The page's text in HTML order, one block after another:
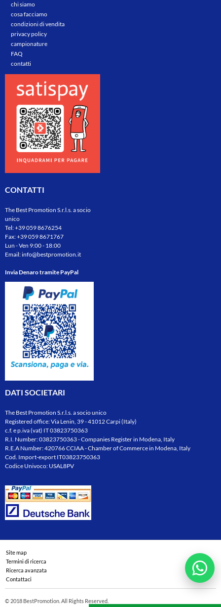
chi siamo
cosa facciamo
condizioni di vendita
privacy policy
campionature
FAQ
contatti
CONTATTI
The Best Promotion S.r.l.s. a socio
unico
Tel:+39 059 8676254
Fax: +39 059 8671767
Lun - Ven 9:00 - 18:00
Email:info@bestpromotion.it
Invia Denaro tramite PayPal
DATI SOCIETARI
The Best Promotion S.r.l.s. a socio unico
Registered office: Via Lenin, 39 - 41012 Carpi (Italy)
c.f. e p.iva (vat) IT 03823750363
R.I. Number: 03823750363 - Companies Register in Modena, Italy
R.E.A Number: 420766 CCIAA - Chamber of Commerce in Modena, Italy
Cod. Import-export IT03823750363
Codice Univoco: USAL8PV
Site map
Termini di ricerca
Ricerca avanzata
Contattaci
© 2018 BestPromotion. All Rights Reserved.